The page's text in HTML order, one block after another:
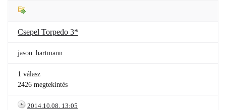
Csepel Torpedo 3*
jason_hartmann
1 válasz
2426 megtekintés
2014.10.08. 13:05